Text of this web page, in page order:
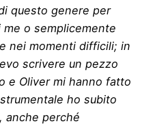
questo genere per
o semplicemente
nei momenti difficili; in
scrivere un pezzo
e Oliver mi hanno fatto
ho subito
anche perché